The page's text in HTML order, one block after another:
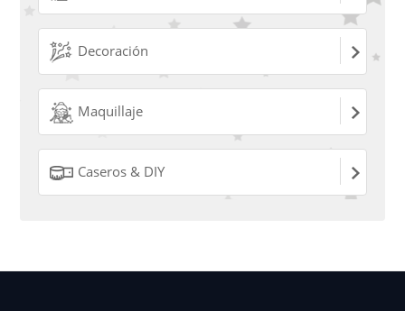
Decoración
Maquillaje
Caseros & DIY